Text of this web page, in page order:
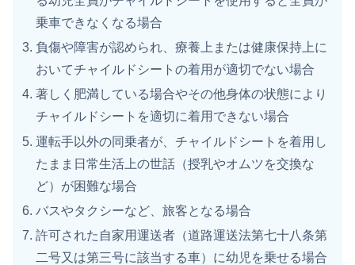
乗車できなくなる場合
負傷や障害が認められ、療養上または健康保持上に
おいてチャイルドシートの着用が適切でない場合
著しく肥満している場合やその他身体の状態により
チャイルドシートを適切に着用できない場合
運転手以外の同乗者が、チャイルドシートを着用し
たまま日常生活上の世話（授乳やオムツを交換な
ど）が困難な場合
バスやタクシーなど、旅客となる場合
許可された自家用運送者（道路運送法第七十八条第
二号又は第三号に該当する車）に幼児を乗せる場合